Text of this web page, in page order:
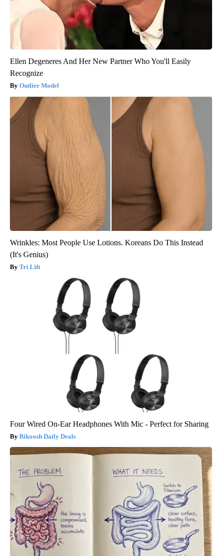
Ellen Degeneres And Her New Partner Who You'll Easily
Recognize
Outlier Model
Wrinkles: Most People Use Lotions. Koreans Do This Instead
(It's Genius)
Tri Lift
Four Wired On-Ear Headphones With Mic - Perfect for Sharing
Bikoosh Daily Deals